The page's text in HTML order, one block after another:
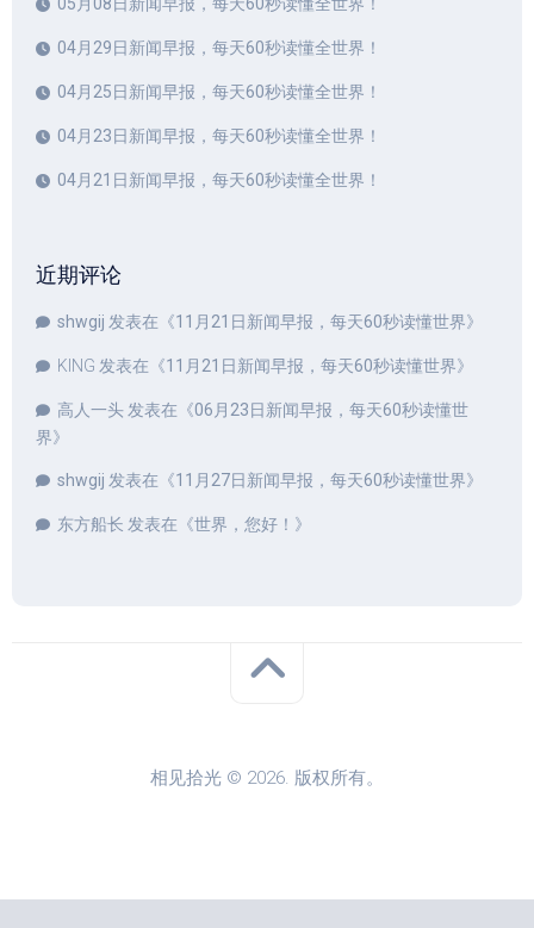
05月08日新闻早报，每天60秒读懂全世界！
04月29日新闻早报，每天60秒读懂全世界！
04月25日新闻早报，每天60秒读懂全世界！
04月23日新闻早报，每天60秒读懂全世界！
04月21日新闻早报，每天60秒读懂全世界！
近期评论
shwgij 发表在《11月21日新闻早报，每天60秒读懂世界》
KING 发表在《11月21日新闻早报，每天60秒读懂世界》
高人一头发表在《06月23日新闻早报，每天60秒读懂世
界》
shwgij 发表在《11月27日新闻早报，每天60秒读懂世界》
东方船长 发表在《世界，您好！ 》
相见拾光 © 2026. 版权所有。